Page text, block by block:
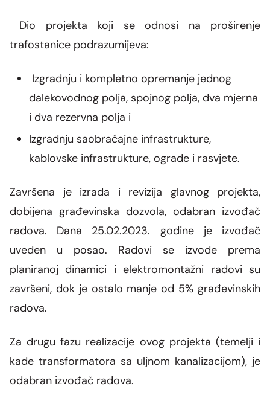
Dio projekta koji se odnosi na proširenje
trafostanice podrazumijeva:
Izgradnju i kompletno opremanje jednog
dalekovodnog polja, spojnog polja, dva mjerna
i dva rezervna polja i
Izgradnju saobraćajne infrastrukture,
kablovske infrastrukture, ograde i rasvjete.
Završena je izrada i revizija glavnog projekta,
dobijena građevinska dozvola, odabran izvođač
radova. Dana 25.02.2023. godine je izvođač
uveden u posao. Radovi se izvode prema
planiranoj dinamici i elektromontažni radovi su
završeni, dok je ostalo manje od 5% građevinskih
radova.
Za drugu fazu realizacije ovog projekta (temelji i
kade transformatora sa uljnom kanalizacijom), je
odabran izvođač radova.